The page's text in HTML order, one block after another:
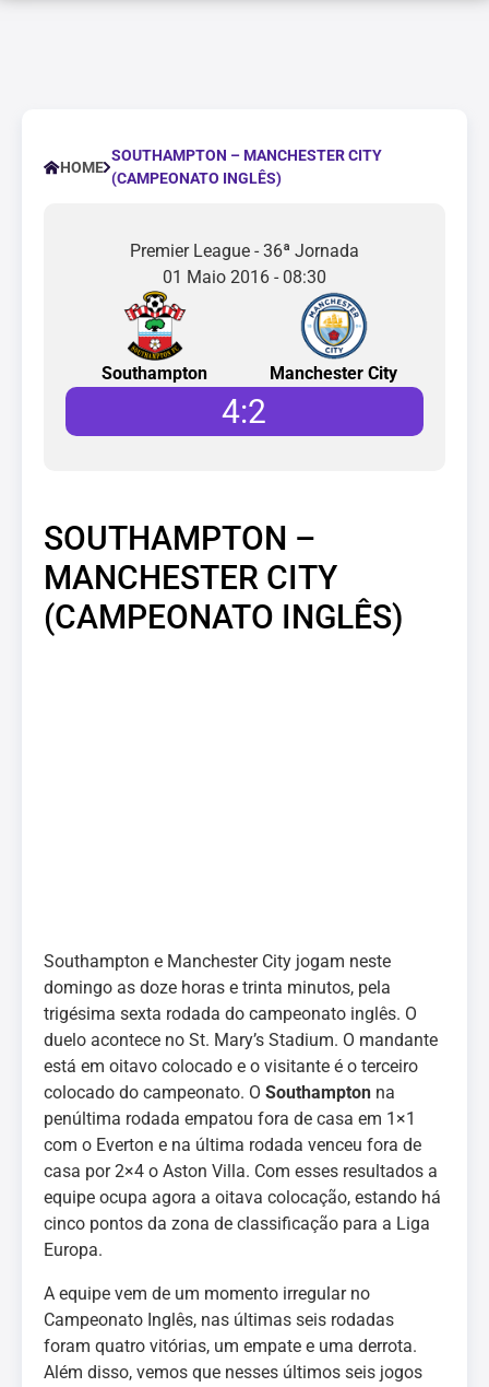
HOME
SOUTHAMPTON – MANCHESTER CITY
(CAMPEONATO INGLÊS)
Premier League - 36ª Jornada
01 Maio 2016 - 08:30
Southampton Manchester City
4:2
SOUTHAMPTON –
MANCHESTER CITY
(CAMPEONATO INGLÊS)
Southampton e Manchester City jogam neste
domingo as doze horas e trinta minutos, pela
trigésima sexta rodada do campeonato inglês. O
duelo acontece no St. Mary’s Stadium. O mandante
está em oitavo colocado e o visitante é o terceiro
colocado do campeonato. O Southampton na
penúltima rodada empatou fora de casa em 1×1
com o Everton e na última rodada venceu fora de
casa por 2×4 o Aston Villa. Com esses resultados a
equipe ocupa agora a oitava colocação, estando há
cinco pontos da zona de classificação para a Liga
Europa.
A equipe vem de um momento irregular no
Campeonato Inglês, nas últimas seis rodadas
foram quatro vitórias, um empate e uma derrota.
Além disso, vemos que nesses últimos seis jogos